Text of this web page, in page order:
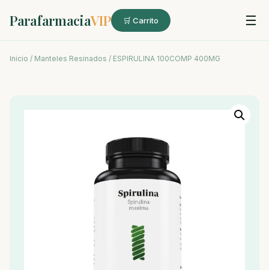
ParafarmaciaVIP 🛒 Carrito ☰
Inicio / Manteles Resinados / ESPIRULINA 100COMP 400MG